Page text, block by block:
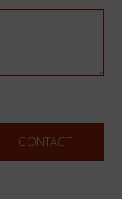
CONTACT